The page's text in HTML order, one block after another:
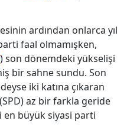
ardından onlarca yıl
faal olmamışken,
) son dönemdeki yükselişi
bir sahne sundu. Son
iki katına çıkaran
az bir farkla geride
en büyük siyasi parti